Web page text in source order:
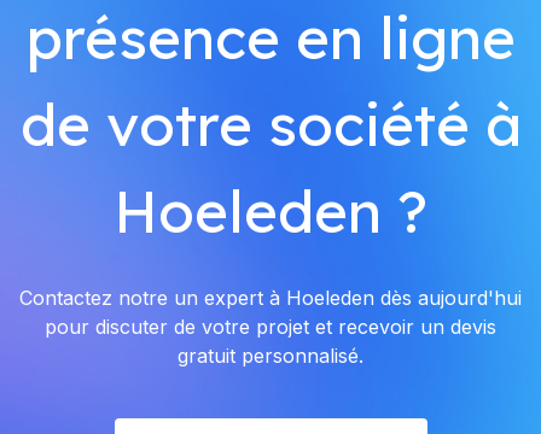
présence en ligne
de votre société à
Hoeleden ?
Contactez notre un expert à Hoeleden dès aujourd'hui
pour discuter de votre projet et recevoir un devis
gratuit personnalisé.